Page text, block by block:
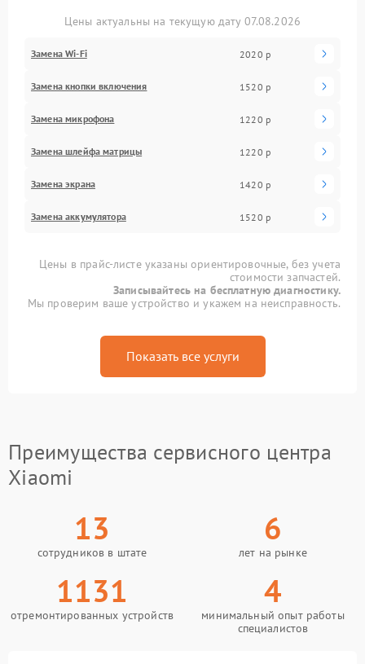
Цены актуальны на текущую дату 07.08.2026
Замена Wi-Fi 2020 р
Замена кнопки включения 1520 р
Замена микрофона 1220 р
Замена шлейфа матрицы 1220 р
Замена экрана 1420 р
Замена аккумулятора 1520 р
Цены в прайс-листе указаны ориентировочные, без учета
стоимости запчастей.
Записывайтесь на бесплатную диагностику.
Мы проверим ваше устройство и укажем на неисправность.
Показать все услуги
Преимущества сервисного центра
Xiaomi
13
сотрудников в штате
6
лет на рынке
1131
отремонтированных устройств
4
минимальный опыт работы
специалистов